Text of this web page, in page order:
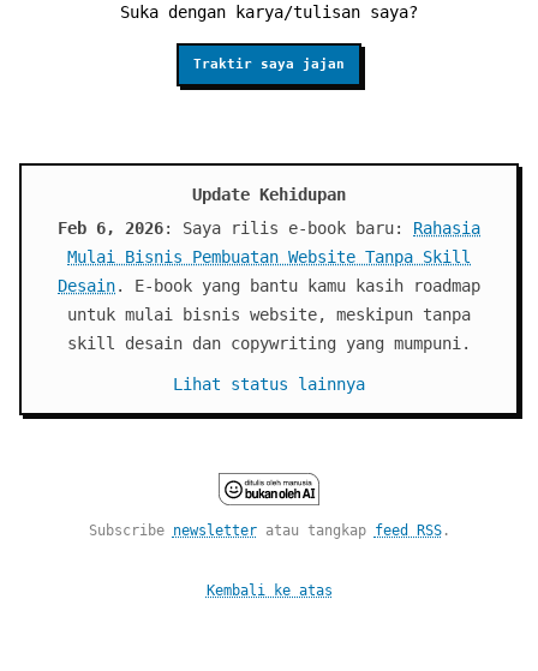
Suka dengan karya/tulisan saya?
Traktir saya jajan
Update Kehidupan
Feb 6, 2026: Saya rilis e-book baru: Rahasia
Mulai Bisnis Pembuatan Website Tanpa Skill
Desain. E-book yang bantu kamu kasih roadmap
untuk mulai bisnis website, meskipun tanpa
skill desain dan copywriting yang mumpuni.
Lihat status lainnya
Subscribe newsletteratau tangkap feed RSS.
Kembali ke atas